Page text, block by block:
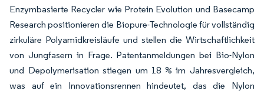
Enzymbasierte Recycler wie Protein Evolution und Basecamp
Research positionieren die Biopure-Technologie für vollständig
zirkuläre Polyamidkreisläufe und stellen die Wirtschaftlichkeit
von Jungfasern in Frage. Patentanmeldungen bei Bio-Nylon
und Depolymerisation stiegen um 18 % im Jahresvergleich,
was auf ein Innovationsrennen hindeutet, das die Nylon